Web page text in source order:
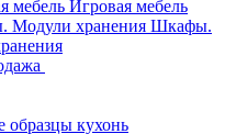
Игровая мебель
Шкафы.